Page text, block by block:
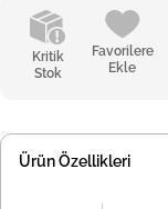
Kritik
Stok
Favorilere
Ekle
Ürün Özellikleri